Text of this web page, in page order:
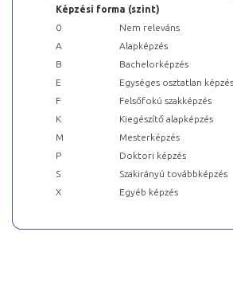
Képzési forma (szint)
0
Nem releváns
A
Alapképzés
B
Bachelorképzés
E
Egységes osztatlan képzés
F
Felsőfokú szakképzés
K
Kiegészítő alapképzés
M
Mesterképzés
P
Doktori képzés
S
Szakirányú továbbképzés
X
Egyéb képzés